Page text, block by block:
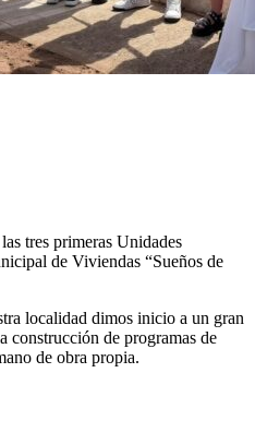
tres primeras Unidades
de Viviendas “Sueños de
localidad dimos inicio a un gran
construcción de programas de
de obra propia.